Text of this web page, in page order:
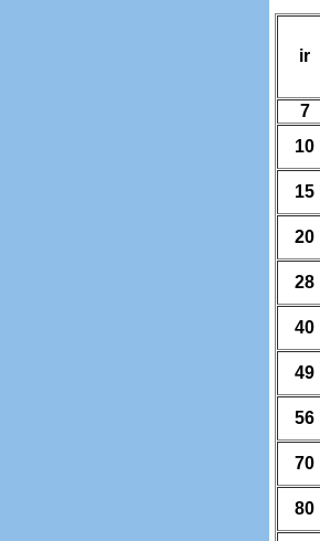
ir
7
10
15
20
28
40
49
56
70
80